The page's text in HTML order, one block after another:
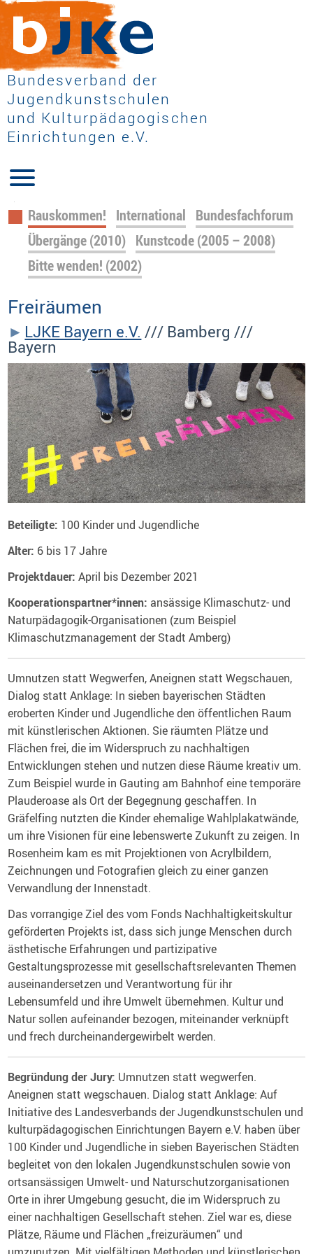
Bundesverband der
Jugendkunstschulen
und Kulturpädagogischen
Einrichtungen e.V.
Navigation
überspringen
Rauskommen! International Bundesfachforum
Übergänge (2010) Kunstcode (2005 – 2008)
Bitte wenden! (2002)
Freiräumen
LJKE Bayern e.V. /// Bamberg ///
Bayern
Beteiligte: 100 Kinder und Jugendliche
Alter: 6 bis 17 Jahre
Projektdauer: April bis Dezember 2021
Kooperationspartner*innen: ansässige Klimaschutz- und
Naturpädagogik-Organisationen (zum Beispiel
Klimaschutzmanagement der Stadt Amberg)
Umnutzen statt Wegwerfen, Aneignen statt Wegschauen,
Dialog statt Anklage: In sieben bayerischen Städten
eroberten Kinder und Jugendliche den öffentlichen Raum
mit künstlerischen Aktionen. Sie räumten Plätze und
Flächen frei, die im Widerspruch zu nachhaltigen
Entwicklungen stehen und nutzen diese Räume kreativ um.
Zum Beispiel wurde in Gauting am Bahnhof eine temporäre
Plauderoase als Ort der Begegnung geschaffen. In
Gräfelfing nutzten die Kinder ehemalige Wahlplakatwände,
um ihre Visionen für eine lebenswerte Zukunft zu zeigen. In
Rosenheim kam es mit Projektionen von Acrylbildern,
Zeichnungen und Fotografien gleich zu einer ganzen
Verwandlung der Innenstadt.
Das vorrangige Ziel des vom Fonds Nachhaltigkeitskultur
geförderten Projekts ist, dass sich junge Menschen durch
ästhetische Erfahrungen und partizipative
Gestaltungsprozesse mit gesellschaftsrelevanten Themen
auseinandersetzen und Verantwortung für ihr
Lebensumfeld und ihre Umwelt übernehmen. Kultur und
Natur sollen aufeinander bezogen, miteinander verknüpft
und frech durcheinandergewirbelt werden.
Begründung der Jury: Umnutzen statt wegwerfen.
Aneignen statt wegschauen. Dialog statt Anklage: Auf
Initiative des Landesverbands der Jugendkunstschulen und
kulturpädagogischen Einrichtungen Bayern e.V. haben über
100 Kinder und Jugendliche in sieben Bayerischen Städten
begleitet von den lokalen Jugendkunstschulen sowie von
ortsansässigen Umwelt- und Naturschutzorganisationen
Orte in ihrer Umgebung gesucht, die im Widerspruch zu
einer nachhaltigen Gesellschaft stehen. Ziel war es, diese
Plätze, Räume und Flächen „freizuräumen“ und